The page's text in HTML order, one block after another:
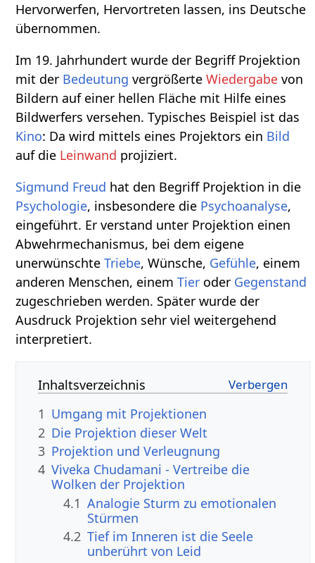
Hervorwerfen, Hervortreten lassen, ins Deutsche
übernommen.
Im 19. Jahrhundert wurde der Begriff Projektion
mit der Bedeutung vergrößerteWiedergabe von
Bildern auf einer hellen Fläche mit Hilfe eines
Bildwerfers versehen. Typisches Beispiel ist das
Kino: Da wird mittels eines Projektors ein Bild
auf die Leinwand projiziert.
Sigmund Freud hat den Begriff Projektion in die
Psychologie, insbesondere die Psychoanalyse,
eingeführt. Er verstand unter Projektion einen
Abwehrmechanismus, bei dem eigene
unerwünschteTriebe, Wünsche, Gefühle, einem
anderen Menschen, einemTier oder Gegenstand
zugeschrieben werden. Später wurde der
Ausdruck Projektion sehr viel weitergehend
interpretiert.
Inhaltsverzeichnis
1 Umgang mit Projektionen
2 Die Projektion dieser Welt
3 Projektion und Verleugnung
4 Viveka Chudamani - Vertreibe die
Wolken der Projektion
4.1 Analogie Sturm zu emotionalen
Stürmen
4.2 Tief im Inneren ist die Seele
unberührt von Leid